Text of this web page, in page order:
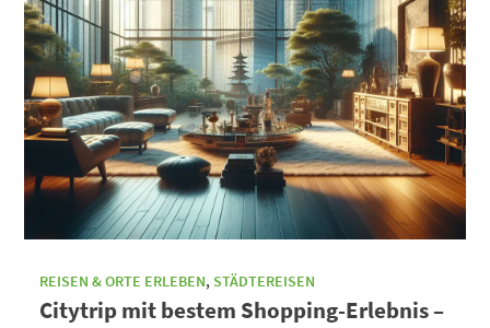
REISEN & ORTE ERLEBEN, STÄDTEREISEN
Citytrip mit bestem Shopping-Erlebnis –